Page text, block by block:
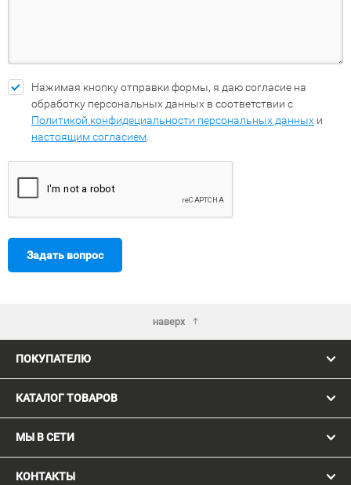
Нажимая кнопку отправки формы, я даю согласие на
обработку персональных данных в соответствии с
Политикой конфидециальности персональных данных и
настоящим согласием
Задать вопрос
наверх
ПОКУПАТЕЛЮ
КАТАЛОГ ТОВАРОВ
МЫ В СЕТИ
КОНТАКТЫ